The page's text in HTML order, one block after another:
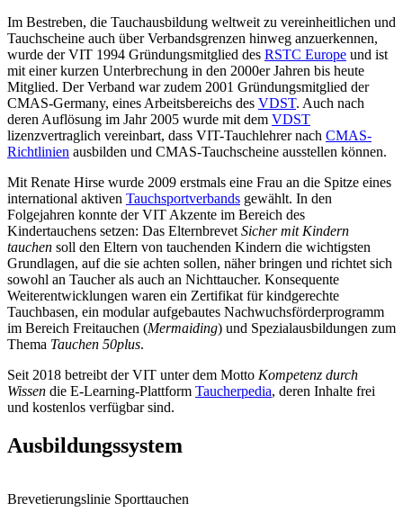
Im Bestreben, die Tauchausbildung weltweit zu vereinheitlichen und
Tauchscheine auch über Verbandsgrenzen hinweg anzuerkennen,
wurde der VIT 1994 Gründungsmitglied des RSTC Europe und ist
mit einer kurzen Unterbrechung in den 2000er Jahren bis heute
Mitglied. Der Verband war zudem 2001 Gründungsmitglied der
CMAS-Germany, eines Arbeitsbereichs des VDST. Auch nach
deren Auflösung im Jahr 2005 wurde mit dem VDST
lizenzvertraglich vereinbart, dass VIT-Tauchlehrer nach CMAS-
Richtlinien ausbilden und CMAS-Tauchscheine ausstellen können.
Mit Renate Hirse wurde 2009 erstmals eine Frau an die Spitze eines
international aktiven Tauchsportverbands gewählt. In den
Folgejahren konnte der VIT Akzente im Bereich des
Kindertauchens setzen: Das Elternbrevet Sicher mit Kindern
tauchen soll den Eltern von tauchenden Kindern die wichtigsten
Grundlagen, auf die sie achten sollen, näher bringen und richtet sich
sowohl an Taucher als auch an Nichttaucher. Konsequente
Weiterentwicklungen waren ein Zertifikat für kindgerechte
Tauchbasen, ein modular aufgebautes Nachwuchsförderprogramm
im Bereich Freitauchen (Mermaiding) und Spezialausbildungen zum
Thema Tauchen 50plus.
Seit 2018 betreibt der VIT unter dem Motto Kompetenz durch
Wissen die E-Learning-Plattform Taucherpedia, deren Inhalte frei
und kostenlos verfügbar sind.
Ausbildungssystem
Brevetierungslinie Sporttauchen